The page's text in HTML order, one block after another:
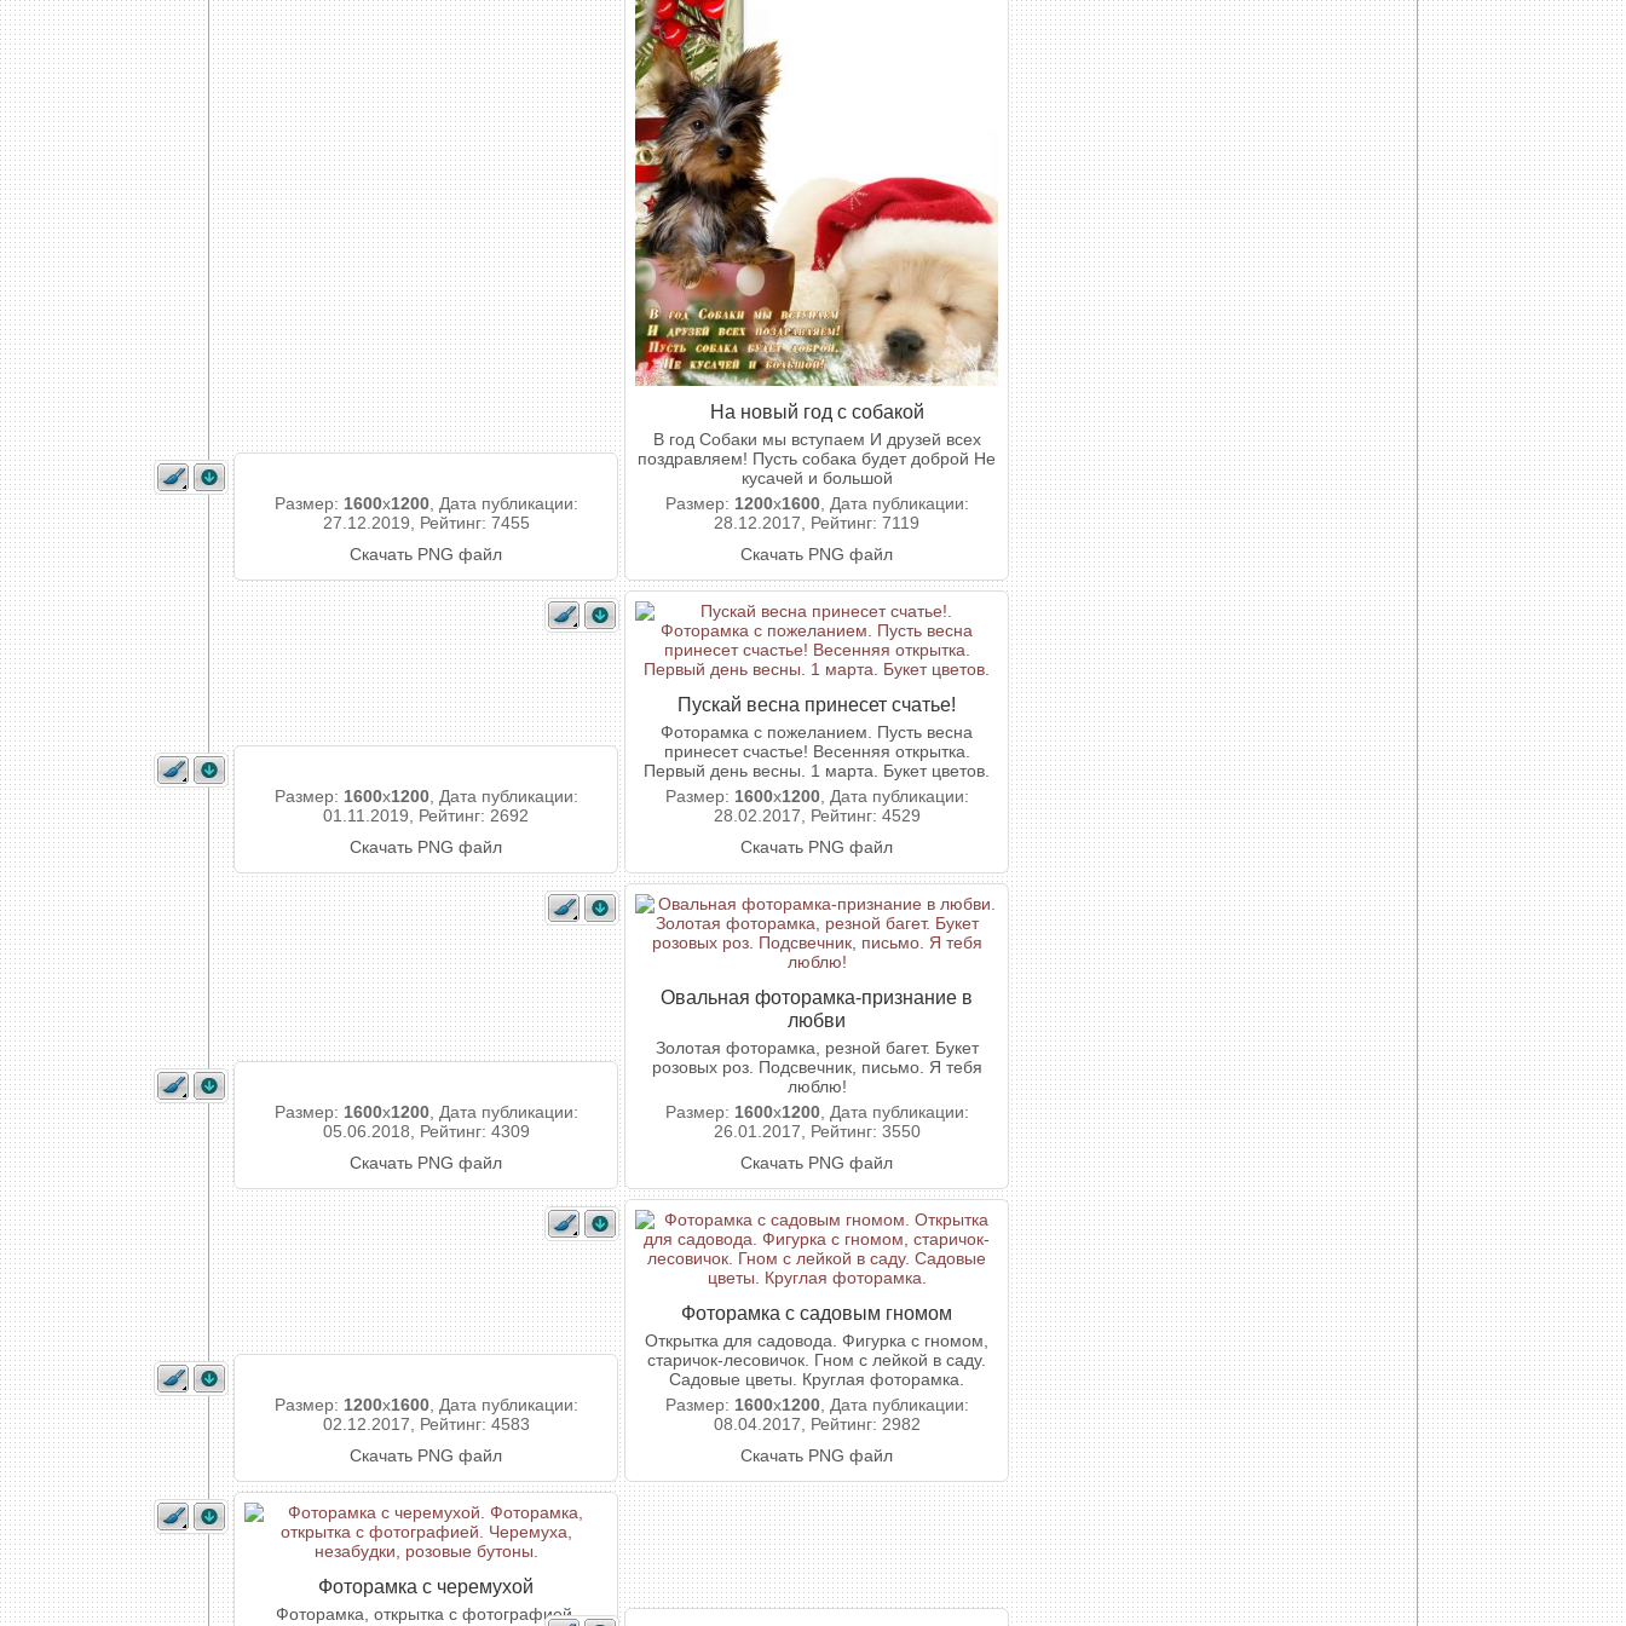
Размер: 1600x1200, Дата публикации:
27.12.2019, Рейтинг: 7455
Скачать PNG файл
На новый год с собакой
В год Собаки мы вступаем И друзей всех
поздравляем! Пусть собака будет доброй Не
кусачей и большой
Размер: 1200x1600, Дата публикации:
28.12.2017, Рейтинг: 7119
Скачать PNG файл
Размер: 1600x1200, Дата публикации:
01.11.2019, Рейтинг: 2692
Скачать PNG файл
Пускай весна принесет счатье!
Фоторамка с пожеланием. Пусть весна
принесет счастье! Весенняя открытка.
Первый день весны. 1 марта. Букет цветов.
Размер: 1600x1200, Дата публикации:
28.02.2017, Рейтинг: 4529
Скачать PNG файл
Размер: 1600x1200, Дата публикации:
05.06.2018, Рейтинг: 4309
Скачать PNG файл
Овальная фоторамка-признание в
любви
Золотая фоторамка, резной багет. Букет
розовых роз. Подсвечник, письмо. Я тебя
люблю!
Размер: 1600x1200, Дата публикации:
26.01.2017, Рейтинг: 3550
Скачать PNG файл
Размер: 1200x1600, Дата публикации:
02.12.2017, Рейтинг: 4583
Скачать PNG файл
Фоторамка с садовым гномом
Открытка для садовода. Фигурка с гномом,
старичок-лесовичок. Гном с лейкой в саду.
Садовые цветы. Круглая фоторамка.
Размер: 1600x1200, Дата публикации:
08.04.2017, Рейтинг: 2982
Скачать PNG файл
Фоторамка с черемухой
Фоторамка, открытка с фотографией.